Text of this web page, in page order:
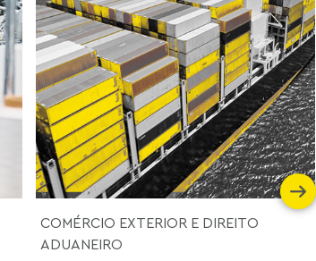
COMÉRCIO EXTERIOR E DIREITO
ADUANEIRO